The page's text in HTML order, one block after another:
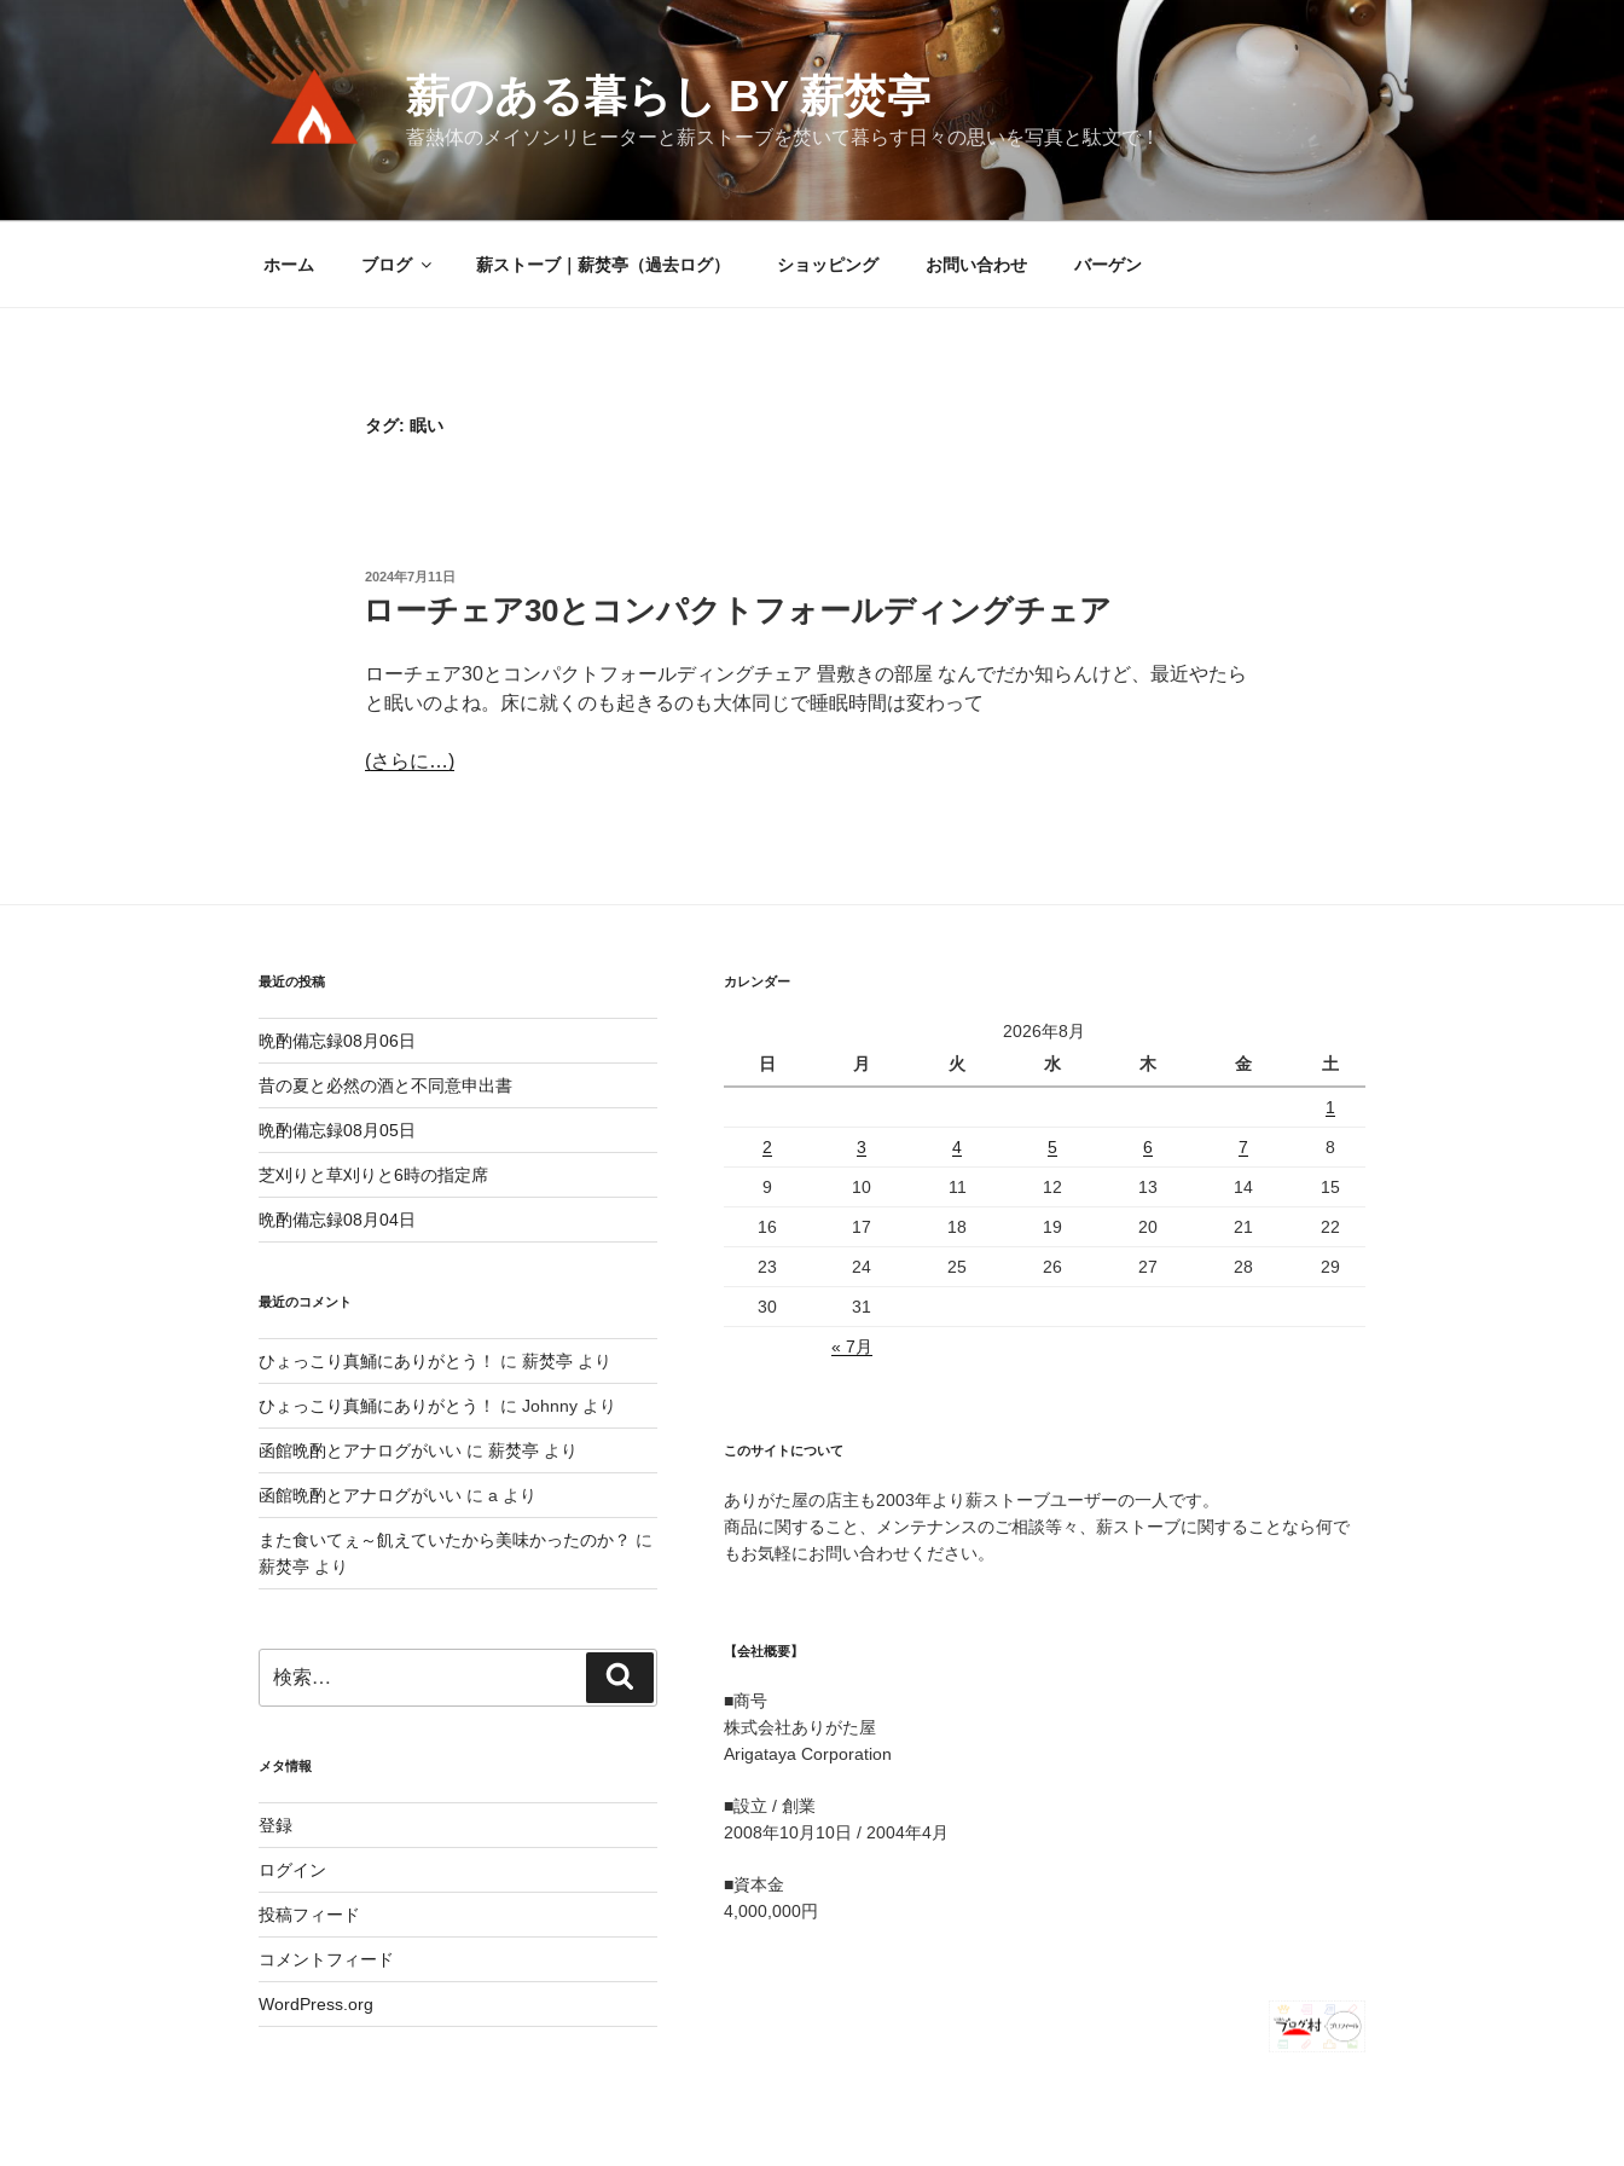
キ
薪のある暮らし BY 薪焚亭
蓄熱体のメイソンリヒーターと薪ストーブを焚いて暮らす日々の思いを写真と駄文で！
ホーム ブログ 薪ストーブ｜薪焚亭（過去ログ） ショッピング お問い合わせ バーゲン
タグ: 眠い
投
日:
2024年7月11日
ローチェア30とコンパクトフォールディングチェア
ローチェア30とコンパクトフォールディングチェア 畳敷きの部屋 なんでだか知らんけど、最近やたら
と眠いのよね。床に就くのも起きるのも大体同じで睡眠時間は変わって
(さらに…)
最近の投稿
晩酌備忘録08月06日
昔の夏と必然の酒と不同意申出書
晩酌備忘録08月05日
芝刈りと草刈りと6時の指定席
晩酌備忘録08月04日
最近のコメント
ひょっこり真鯒にありがとう！ に 薪焚亭 より
ひょっこり真鯒にありがとう！ に Johnny より
函館晩酌とアナログがいい に 薪焚亭 より
函館晩酌とアナログがいい に a より
また食いてぇ～飢えていたから美味かったのか？ に
薪焚亭 より
索:
索
メタ情報
登録
ログイン
投稿フィード
コメントフィード
WordPress.org
カレンダー
2026年8月
日
月 火 水 木 金 土
1
2 3 4 5 6 7 8
9 10 11 12 13 14 15
16 17 18 19 20 21 22
23 24 25 26 27 28 29
30 31
« 7月
このサイトについて
ありがた屋の店主も2003年より薪ストーブユーザーの一人です。
商品に関すること、メンテナンスのご相談等々、薪ストーブに関することなら何で
もお気軽にお問い合わせください。
【会社概要】
■商号
株式会社ありがた屋
Arigataya Corporation
■設立 / 創業
2008年10月10日 / 2004年4月
■資本金
4,000,000円